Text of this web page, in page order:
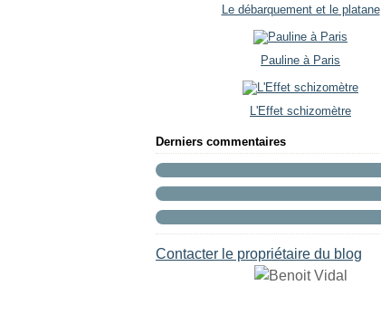
Le débarquement et le platane
Pauline à Paris
L'Effet schizomètre
Derniers commentaires
Contacter le propriétaire du blog